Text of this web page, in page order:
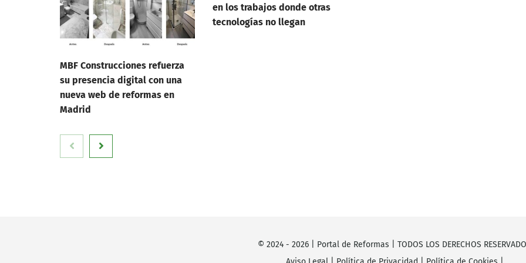
MBF Construcciones refuerza
su presencia digital con una
nueva web de reformas en
Madrid
en los trabajos donde otras
tecnologías no llegan
© 2024 - 2026 Portal de Reformas | TODOS LOS DERECHOS